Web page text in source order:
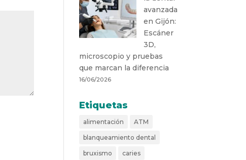
avanzada
en Gijón:
Escáner
3D,
microscopio y pruebas
que marcan la diferencia
16/06/2026
Etiquetas
alimentación ATM
blanqueamiento dental
bruxismo caries